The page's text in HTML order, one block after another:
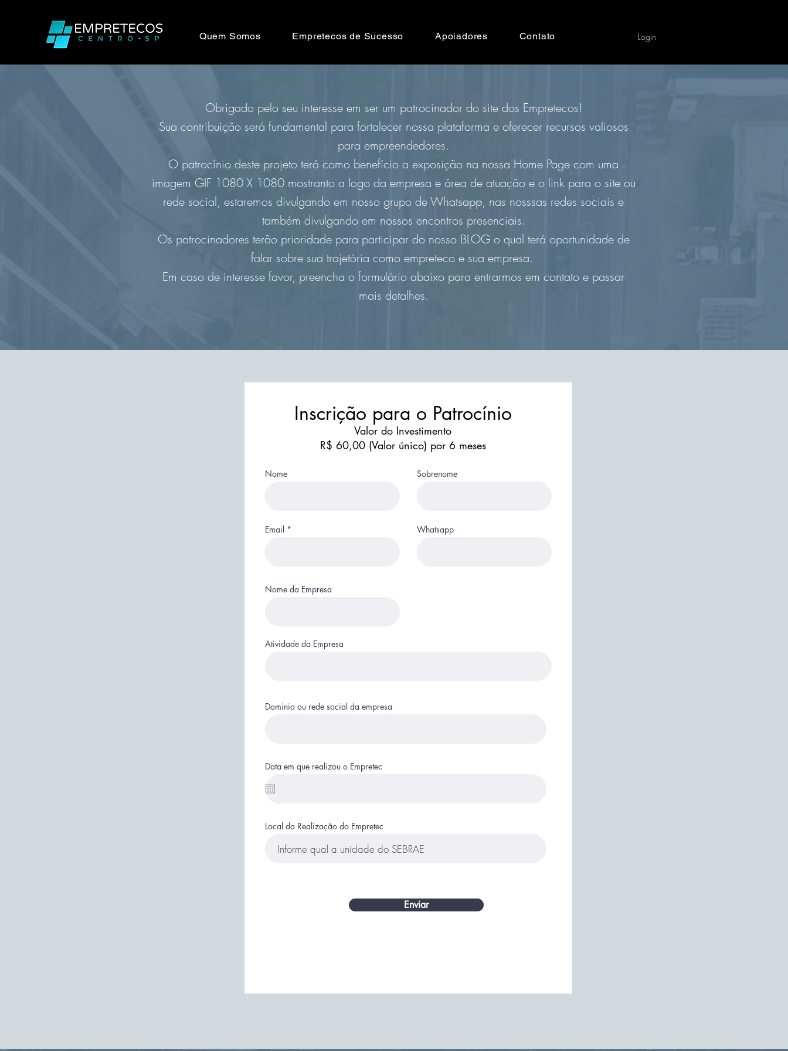
Quem Somos Empretecos de Sucesso Apoiadores Contato Login
Obrigado pelo seu interesse em ser um patrocinador do site dos Empretecos!
Sua contribuição será fundamental para fortalecer nossa plataforma e oferecer recursos valiosos
para empreendedores.
O patrocínio deste projeto terá como benefício a exposição na nossa Home Page com uma
imagem GIF 1080 X 1080 mostranto a logo da empresa e área de atuação e o link para o site ou
rede social, estaremos divulgando em nosso grupo de Whatsapp, nas nosssas redes sociais e
também divulgando em nossos encontros presenciais.
Os patrocinadores terão prioridade para participar do nosso BLOG o qual terá oportunidade de
falar sobre sua trajetória como empreteco e sua empresa.
Em caso de interesse favor, preencha o formulário abaixo para entrarmos em contato e passar
mais detalhes.
Inscrição para o Patrocínio
Valor do Investimento
R$ 60,00 (Valor único) por 6 meses
Nome Sobrenome
Email Whatsapp
Nome da Empresa
Atividade da Empresa
Dominio ou rede social da empresa
Data em que realizou o Empretec
Local da Realização do Empretec
Enviar